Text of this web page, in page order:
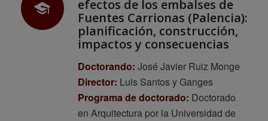
efectos de los embalses de
Fuentes Carrionas (Palencia):
planificación, construcción,
impactos y consecuencias
Doctorando: José Javier Ruiz Monge
Director: Luis Santos y Ganges
Programa de doctorado: Doctorado
en Arquitectura por la Universidad de